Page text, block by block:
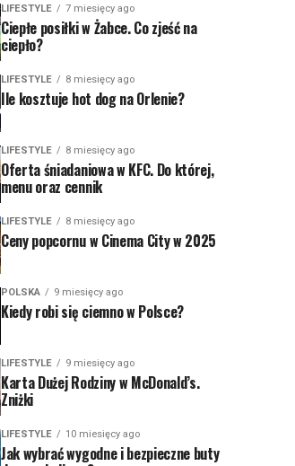
LIFESTYLE 7 miesięcy ago
Ciepłe posiłki w Żabce. Co zjeść na
ciepło?
LIFESTYLE 8 miesięcy ago
Ile kosztuje hot dog na Orlenie?
LIFESTYLE 8 miesięcy ago
Oferta śniadaniowa w KFC. Do której,
menu oraz cennik
LIFESTYLE 8 miesięcy ago
Ceny popcornu w Cinema City w 2025
POLSKA 9 miesięcy ago
Kiedy robi się ciemno w Polsce?
LIFESTYLE 9 miesięcy ago
Karta Dużej Rodziny w McDonald’s.
Zniżki
LIFESTYLE 10 miesięcy ago
Jak wybrać wygodne i bezpieczne buty